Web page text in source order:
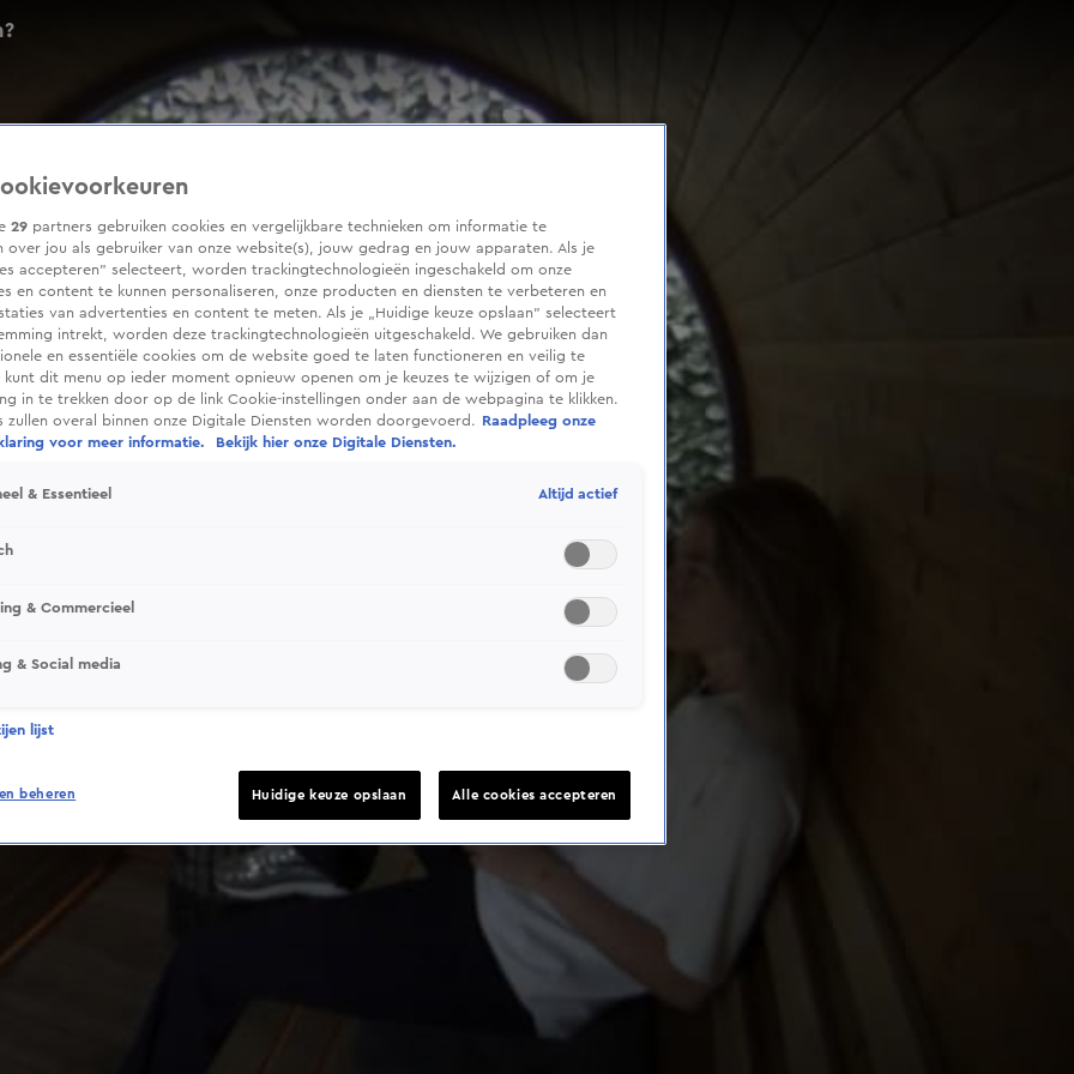
29 partners gebruiken cookies en vergelijkbare technieken om informatie te
over jou als gebruiker van onze website(s), jouw gedrag en jouw apparaten. Als je
accepteren” selecteert, worden trackingtechnologieën ingeschakeld om onze
en content te kunnen personaliseren, onze producten en diensten te verbeteren en
van advertenties en content te meten. Als je „Huidige keuze opslaan” selecteert
intrekt, worden deze trackingtechnologieën uitgeschakeld. We gebruiken dan
en essentiële cookies om de website goed te laten functioneren en veilig te
kunt dit menu op ieder moment opnieuw openen om je keuzes te wijzigen of om je
in te trekken door op de link Cookie-instellingen onder aan de webpagina te klikken.
zullen overal binnen onze Digitale Diensten worden doorgevoerd.
Raadpleeg onze
voor meer informatie.
Bekijk hier onze Digitale Diensten.
& Essentieel Altijd actief
& Commercieel
& Social media
lijst
beheren Huidige keuze opslaan Alle cookies accepteren